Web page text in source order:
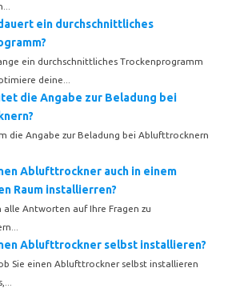
ein durchschnittliches
ein durchschnittliches Trockenprogramm
deine...
die Angabe zur Beladung bei
die Angabe zur Beladung bei Ablufttrocknern
Ablufttrockner auch in einem
Raum installierren?
alle Antworten auf Ihre Fragen zu
Ablufttrockner selbst installieren?
Sie einen Ablufttrockner selbst installieren